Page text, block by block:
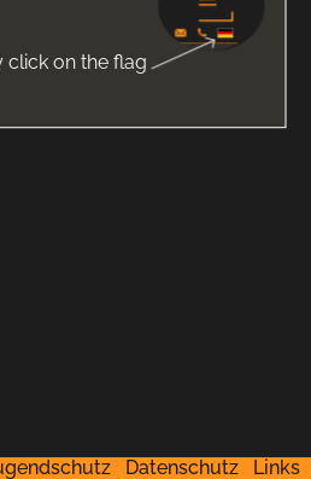
click on the flag
Datenschutz Links